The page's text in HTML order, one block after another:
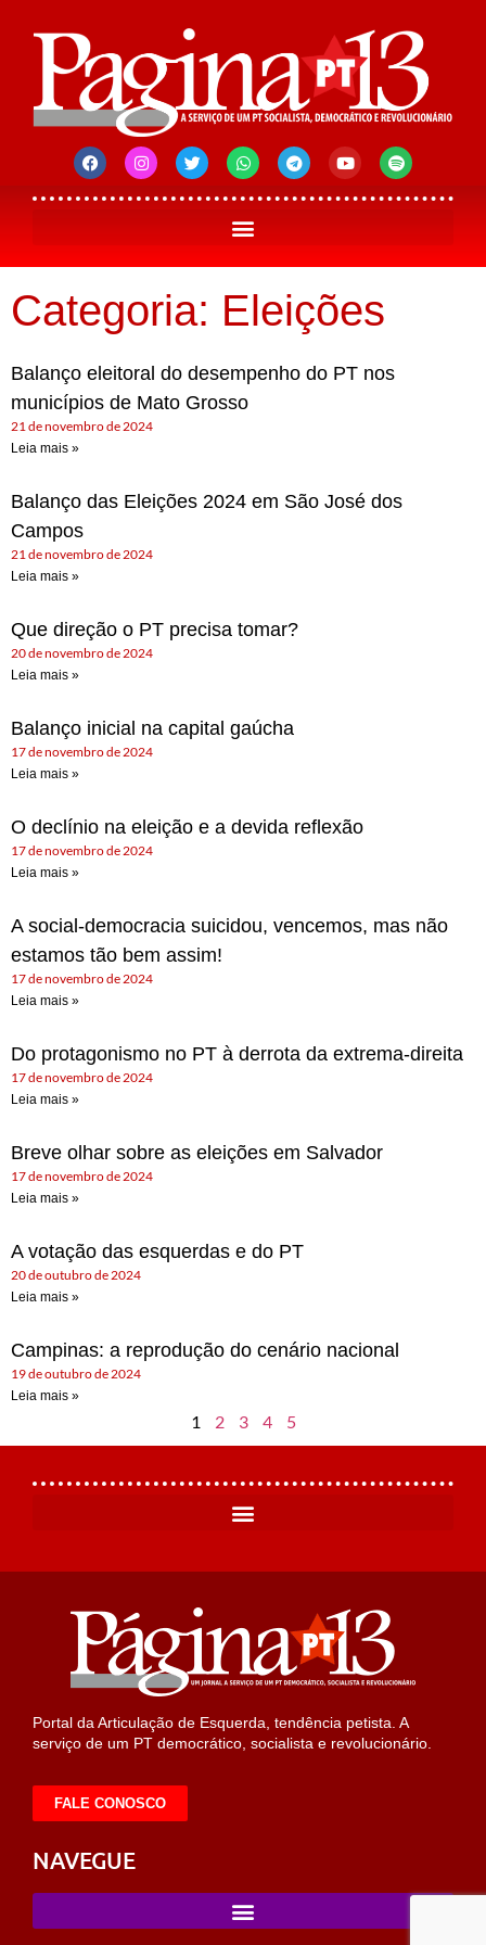
Categoria: Eleições
Balanço eleitoral do desempenho do PT nos
municípios de Mato Grosso
21 de novembro de 2024
Leia mais »
Balanço das Eleições 2024 em São José dos
Campos
21 de novembro de 2024
Leia mais »
Que direção o PT precisa tomar?
20 de novembro de 2024
Leia mais »
Balanço inicial na capital gaúcha
17 de novembro de 2024
Leia mais »
O declínio na eleição e a devida reflexão
17 de novembro de 2024
Leia mais »
A social-democracia suicidou, vencemos, mas não
estamos tão bem assim!
17 de novembro de 2024
Leia mais »
Do protagonismo no PT à derrota da extrema-direita
17 de novembro de 2024
Leia mais »
Breve olhar sobre as eleições em Salvador
17 de novembro de 2024
Leia mais »
A votação das esquerdas e do PT
20 de outubro de 2024
Leia mais »
Campinas: a reprodução do cenário nacional
19 de outubro de 2024
Leia mais »
1 2 3 4 5
Portal da Articulação de Esquerda, tendência petista. A
serviço de um PT democrático, socialista e revolucionário.
FALE CONOSCO
NAVEGUE